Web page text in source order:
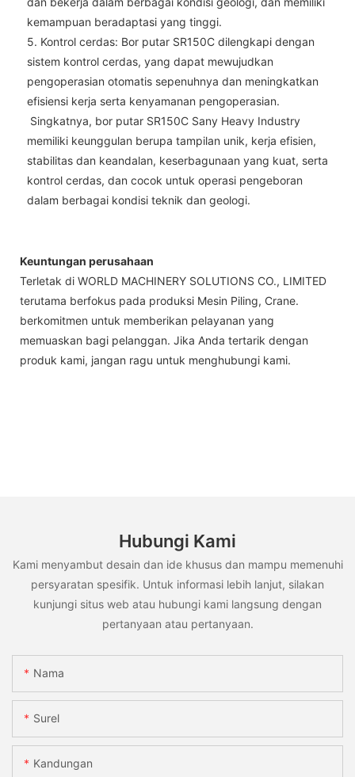
kemampuan beradaptasi yang tinggi.
5. Kontrol cerdas: Bor putar SR150C dilengkapi dengan
sistem kontrol cerdas, yang dapat mewujudkan
pengoperasian otomatis sepenuhnya dan meningkatkan
efisiensi kerja serta kenyamanan pengoperasian.
Singkatnya, bor putar SR150C Sany Heavy Industry
memiliki keunggulan berupa tampilan unik, kerja efisien,
stabilitas dan keandalan, keserbagunaan yang kuat, serta
kontrol cerdas, dan cocok untuk operasi pengeboran
dalam berbagai kondisi teknik dan geologi.
Keuntungan perusahaan
Terletak di WORLD MACHINERY SOLUTIONS CO., LIMITED
terutama berfokus pada produksi Mesin Piling, Crane.
berkomitmen untuk memberikan pelayanan yang
memuaskan bagi pelanggan. Jika Anda tertarik dengan
produk kami, jangan ragu untuk menghubungi kami.
Hubungi Kami
Kami menyambut desain dan ide khusus dan mampu memenuhi
persyaratan spesifik. Untuk informasi lebih lanjut, silakan
kunjungi situs web atau hubungi kami langsung dengan
pertanyaan atau pertanyaan.
Nama
Surel
Kandungan